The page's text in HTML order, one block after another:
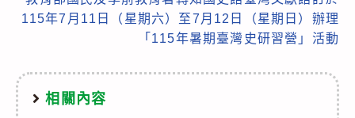
115年7月11日（星期六）至7月12日（星期日）辦理
「115年暑期臺灣史研習營」活動
相關內容